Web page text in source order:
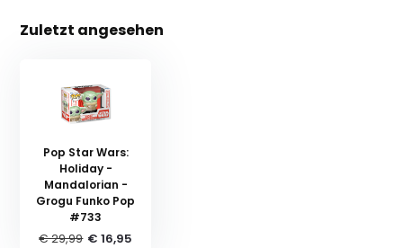
Zuletzt angesehen
Pop Star Wars:
Holiday -
Mandalorian -
Grogu Funko Pop
#733
€ 29,99 € 16,95